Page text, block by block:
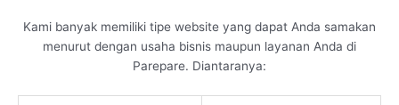
Kami banyak memiliki tipe website yang dapat Anda samakan
menurut dengan usaha bisnis maupun layanan Anda di
Parepare. Diantaranya: